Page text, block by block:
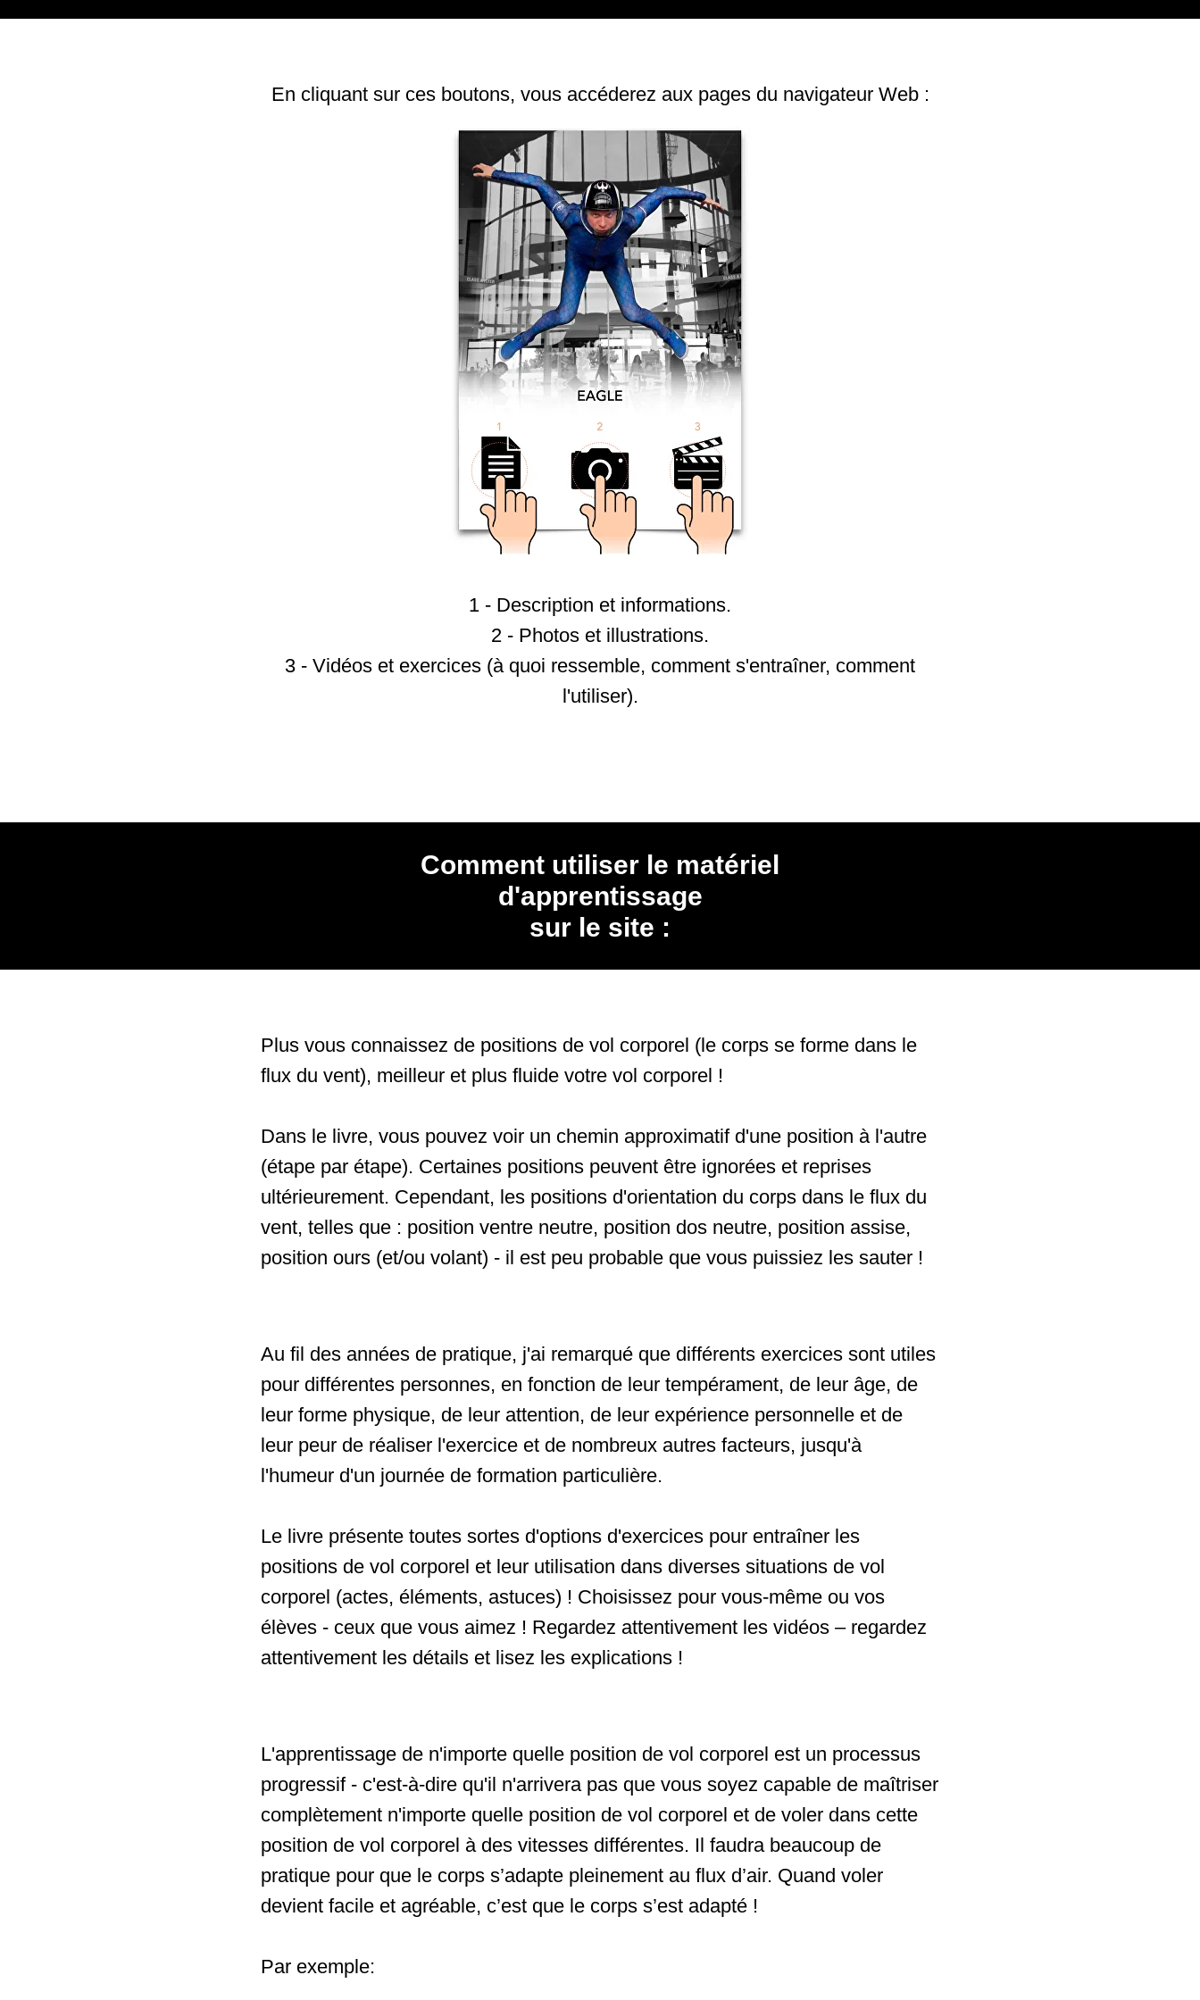
En cliquant sur ces boutons, vous accéderez aux pages du navigateur Web :
1 - Description et informations.
2 - Photos et illustrations.
3 - Vidéos et exercices (à quoi ressemble, comment s'entraîner, comment
l'utiliser).
Comment utiliser le matériel
d'apprentissage
sur le site :
Plus vous connaissez de positions de vol corporel (le corps se forme dans le
flux du vent), meilleur et plus fluide votre vol corporel !
Dans le livre, vous pouvez voir un chemin approximatif d'une position à l'autre
(étape par étape). Certaines positions peuvent être ignorées et reprises
ultérieurement. Cependant, les positions d'orientation du corps dans le flux du
vent, telles que : position ventre neutre, position dos neutre, position assise,
position ours (et/ou volant) - il est peu probable que vous puissiez les sauter !
Au fil des années de pratique, j'ai remarqué que différents exercices sont utiles
pour différentes personnes, en fonction de leur tempérament, de leur âge, de
leur forme physique, de leur attention, de leur expérience personnelle et de
leur peur de réaliser l'exercice et de nombreux autres facteurs, jusqu'à
l'humeur d'un journée de formation particulière.
Le livre présente toutes sortes d'options d'exercices pour entraîner les
positions de vol corporel et leur utilisation dans diverses situations de vol
corporel (actes, éléments, astuces) ! Choisissez pour vous-même ou vos
élèves - ceux que vous aimez ! Regardez attentivement les vidéos – regardez
attentivement les détails et lisez les explications !
L'apprentissage de n'importe quelle position de vol corporel est un processus
progressif - c'est-à-dire qu'il n'arrivera pas que vous soyez capable de maîtriser
complètement n'importe quelle position de vol corporel et de voler dans cette
position de vol corporel à des vitesses différentes. Il faudra beaucoup de
pratique pour que le corps s’adapte pleinement au flux d’air. Quand voler
devient facile et agréable, c’est que le corps s’est adapté !
Par exemple: